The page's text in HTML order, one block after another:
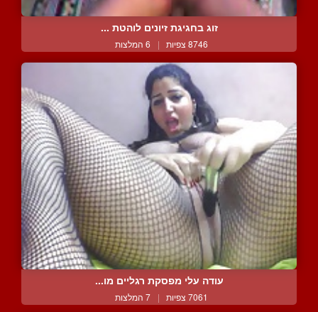
זוג בחגיגת זיונים לוהטת ...
8746 צפיות | 6 המלצות
עודה עלי מפסקת רגליים מו...
7061 צפיות | 7 המלצות